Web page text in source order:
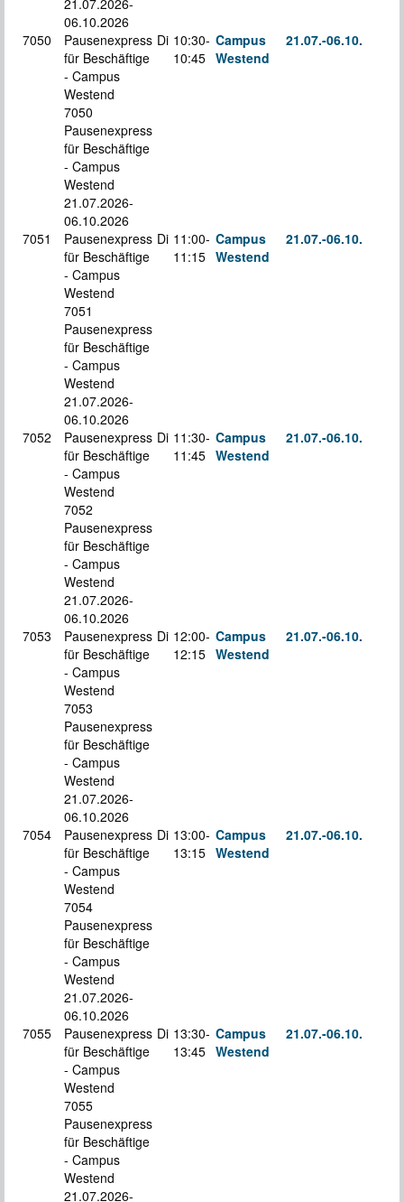
06.10.2026
7050
Pausenexpress
für Beschäftige
- Campus
Westend
7050
Pausenexpress
für Beschäftige
- Campus
Westend
21.07.2026-
06.10.2026
Di 10:30-
10:45
Campus
Westend
21.07.-06.10.
7051
Pausenexpress
für Beschäftige
- Campus
Westend
7051
Pausenexpress
für Beschäftige
- Campus
Westend
21.07.2026-
06.10.2026
Di 11:00-
11:15
Campus
Westend
21.07.-06.10.
7052
Pausenexpress
für Beschäftige
- Campus
Westend
7052
Pausenexpress
für Beschäftige
- Campus
Westend
21.07.2026-
06.10.2026
Di 11:30-
11:45
Campus
Westend
21.07.-06.10.
7053
Pausenexpress
für Beschäftige
- Campus
Westend
7053
Pausenexpress
für Beschäftige
- Campus
Westend
21.07.2026-
06.10.2026
Di 12:00-
12:15
Campus
Westend
21.07.-06.10.
7054
Pausenexpress
für Beschäftige
- Campus
Westend
7054
Pausenexpress
für Beschäftige
- Campus
Westend
21.07.2026-
06.10.2026
Di 13:00-
13:15
Campus
Westend
21.07.-06.10.
7055
Pausenexpress
für Beschäftige
- Campus
Westend
7055
Pausenexpress
für Beschäftige
- Campus
Westend
21.07.2026-
Di 13:30-
13:45
Campus
Westend
21.07.-06.10.